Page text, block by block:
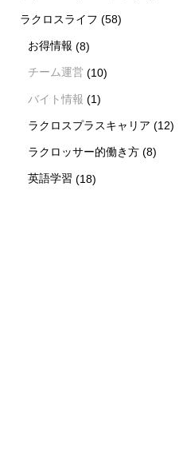
ラクロスライフ (58)
お得情報 (8)
チーム運営 (10)
バイト情報 (1)
ラクロスプラスキャリア (12)
ラクロッサー的働き方 (8)
英語学習 (18)